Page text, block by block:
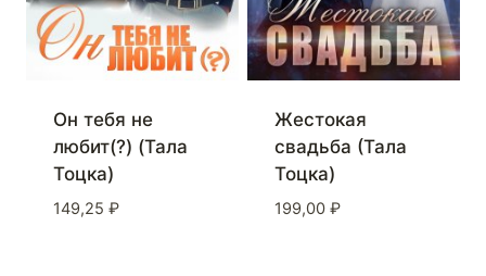
Он тебя не
любит(?) (Тала
Тоцка)
149,25 ₽
Жестокая
свадьба (Тала
Тоцка)
199,00 ₽